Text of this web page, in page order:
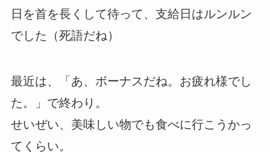
日を首を長くして待って、支給日はルンルン
でした（死語だね）
最近は、「あ、ボーナスだね。お疲れ様でし
た。」で終わり。
せいぜい、美味しい物でも食べに行こうかっ
てくらい。